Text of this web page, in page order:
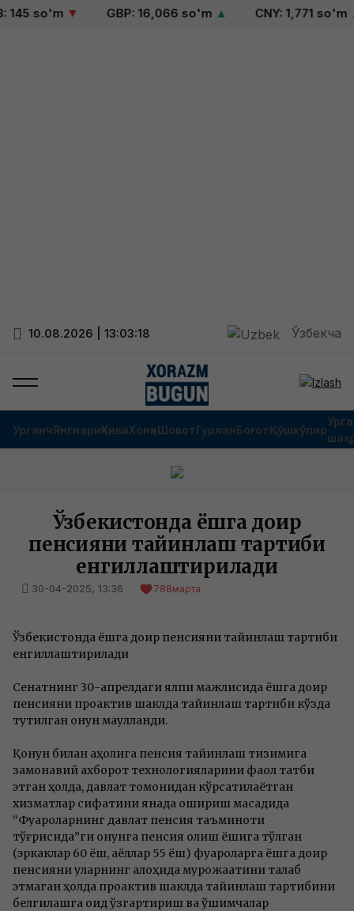
145 so'm▼ GBP: 16,066 so'm▲ CNY: 1,771 so'm▲
10.08.2026 | 13:03:18 Ўзбекча
УрганчЯнгиариқХиваХонқаШовотГурланБоғотҚўшкўпир
Ўзбекистонда ёшга доир
пенсияни тайинлаш тартиби
енгиллаштирилади
30-04-2025, 13:36 788марта
Ўзбекистонда ёшга доир пенсияни тайинлаш тартиби
енгиллаштирилади
Сенатнинг 30-апрелдаги ялпи мажлисида ёшга доир
пенсияни проактив шаклда тайинлаш тартиби кўзда
тутилган қонун мақулланди.
Қонун билан аҳолига пенсия тайинлаш тизимига
замонавий ахборот технологияларини фаол татбиқ
этган ҳолда, давлат томонидан кўрсатилаётган
хизматлар сифатини янада ошириш мақсадида
“Фуқароларнинг давлат пенсия таъминоти
тўғрисида”ги қонунга пенсия олиш ёшига тўлган
(эркаклар 60 ёш, аёллар 55 ёш) фуқароларга ёшга доир
пенсияни уларнинг алоҳида мурожаатини талаб
этмаган ҳолда проактив шаклда тайинлаш тартибини
белгилашга оид ўзгартириш ва қўшимчалар